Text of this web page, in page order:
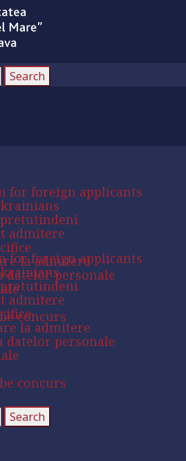
for foreign applicants
admitere
la admitere
datelor personale
concurs
for foreign applicants
admitere
la admitere
datelor personale
concurs